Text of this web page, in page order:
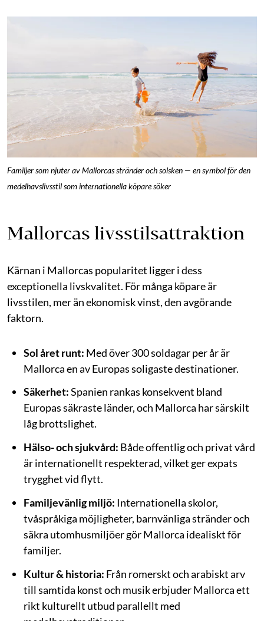
Familjer som njuter av Mallorcas stränder och solsken — en symbol för den
medelhavslivsstil som internationella köpare söker
Mallorcas livsstilsattraktion
Kärnan i Mallorcas popularitet ligger i dess
exceptionella livskvalitet. För många köpare är
livsstilen, mer än ekonomisk vinst, den avgörande
faktorn.
Sol året runt: Med över 300 soldagar per år är
Mallorca en av Europas soligaste destinationer.
Säkerhet:Spanien rankas konsekvent bland
Europas säkraste länder, och Mallorca har särskilt
låg brottslighet.
Hälso- och sjukvård: Både offentlig och privat vård
är internationellt respekterad, vilket ger expats
trygghet vid flytt.
Familjevänlig miljö: Internationella skolor,
tvåspråkiga möjligheter, barnvänliga stränder och
säkra utomhusmiljöer gör Mallorca idealiskt för
familjer.
Kultur & historia: Från romerskt och arabiskt arv
till samtida konst och musik erbjuder Mallorca ett
rikt kulturellt utbud parallellt med